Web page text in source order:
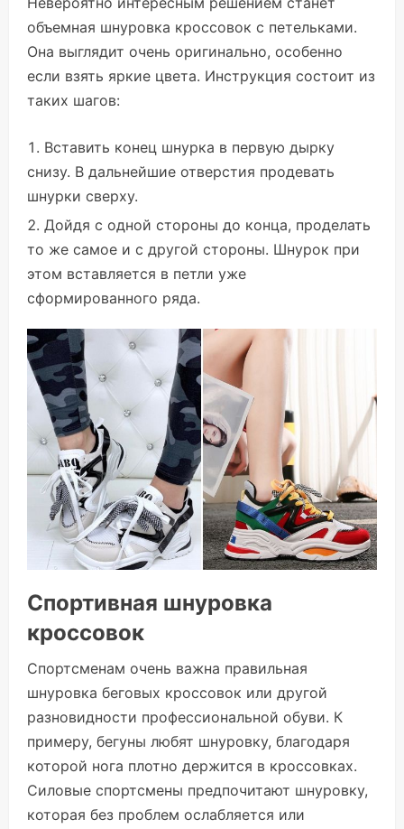
объемная шнуровка кроссовок с петельками.
Она выглядит очень оригинально, особенно
если взять яркие цвета. Инструкция состоит из
таких шагов:
Вставить конец шнурка в первую дырку
снизу. В дальнейшие отверстия продевать
шнурки сверху.
Дойдя с одной стороны до конца, проделать
то же самое и с другой стороны. Шнурок при
этом вставляется в петли уже
сформированного ряда.
Спортивная шнуровка
кроссовок
Спортсменам очень важна правильная
шнуровка беговых кроссовок или другой
разновидности профессиональной обуви. К
примеру, бегуны любят шнуровку, благодаря
которой нога плотно держится в кроссовках.
Силовые спортсмены предпочитают шнуровку,
которая без проблем ослабляется или